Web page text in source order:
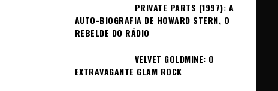
PRIVATE PARTS (1997): A
AUTO-BIOGRAFIA DE HOWARD STERN, O
REBELDE DO RÁDIO
VELVET GOLDMINE: O
EXTRAVAGANTE GLAM ROCK